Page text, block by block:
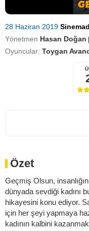
28 Haziran 2019
Yönetmen Hasan Doğan
Oyuncular: Toygan
Özet
Geçmiş Olsun,
dünyada sevdiği kadını
hikayesini konu ediyor.
için her şeyi yapmaya
kadının kalbini